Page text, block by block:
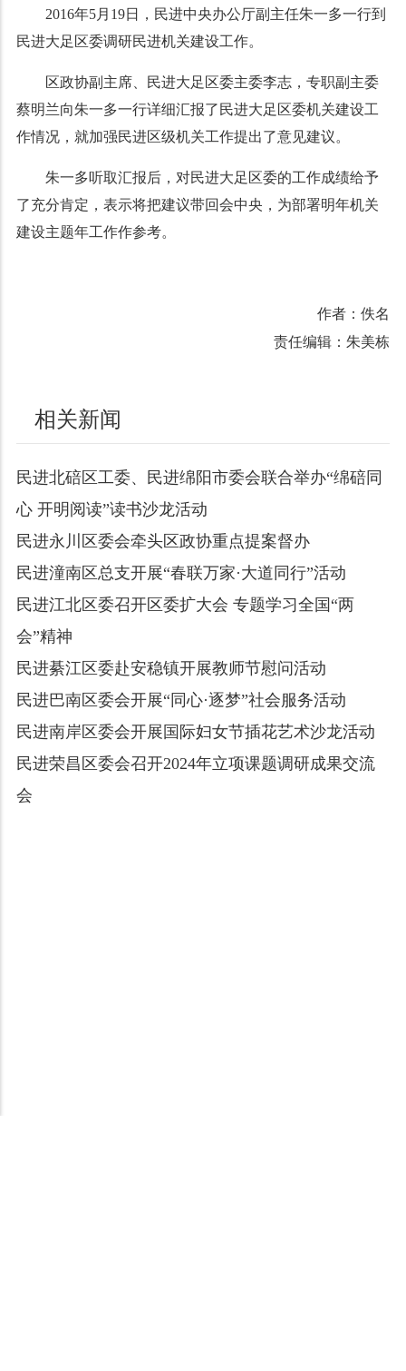
2016年5月19日，民进中央办公厅副主任朱一多一行到
民进大足区委调研民进机关建设工作。
区政协副主席、民进大足区委主委李志，专职副主委
蔡明兰向朱一多一行详细汇报了民进大足区委机关建设工
作情况，就加强民进区级机关工作提出了意见建议。
朱一多听取汇报后，对民进大足区委的工作成绩给予
了充分肯定，表示将把建议带回会中央，为部署明年机关
建设主题年工作作参考。
作者：佚名
责任编辑：朱美栋
相关新闻
民进北碚区工委、民进绵阳市委会联合举办“绵碚同
心 开明阅读”读书沙龙活动
民进永川区委会牵头区政协重点提案督办
民进潼南区总支开展“春联万家·大道同行”活动
民进江北区委召开区委扩大会 专题学习全国“两
会”精神
民进綦江区委赴安稳镇开展教师节慰问活动
民进巴南区委会开展“同心·逐梦”社会服务活动
民进南岸区委会开展国际妇女节插花艺术沙龙活动
民进荣昌区委会召开2024年立项课题调研成果交流
会